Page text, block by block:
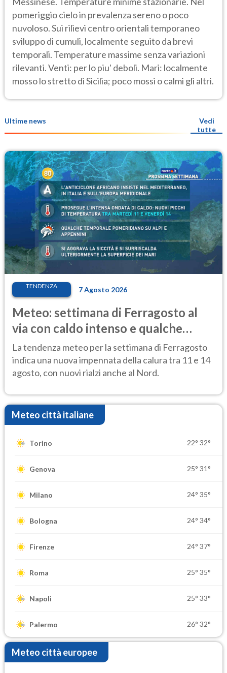
pomeriggio cielo in prevalenza sereno o poco
nuvoloso. Sui rilievi centro orientali temporaneo
sviluppo di cumuli, localmente seguito da brevi
temporali. Temperature massime senza variazioni
rilevanti. Venti: per lo piu' deboli. Mari: localmente
mosso lo stretto di Sicilia; poco mossi o calmi gli altri.
Ultime news
Vedi
tutte
TENDENZA 7 Agosto 2026
Meteo: settimana di Ferragosto al
via con caldo intenso e qualche
temporale
La tendenza meteo per la settimana di Ferragosto
indica una nuova impennata della calura tra 11 e 14
agosto, con nuovi rialzi anche al Nord.
Meteo città italiane
Torino 22° 32°
Genova 25° 31°
Milano 24° 35°
Bologna 24° 34°
Firenze 24° 37°
Roma 25° 35°
Napoli 25° 33°
Palermo 26° 32°
Meteo città europee